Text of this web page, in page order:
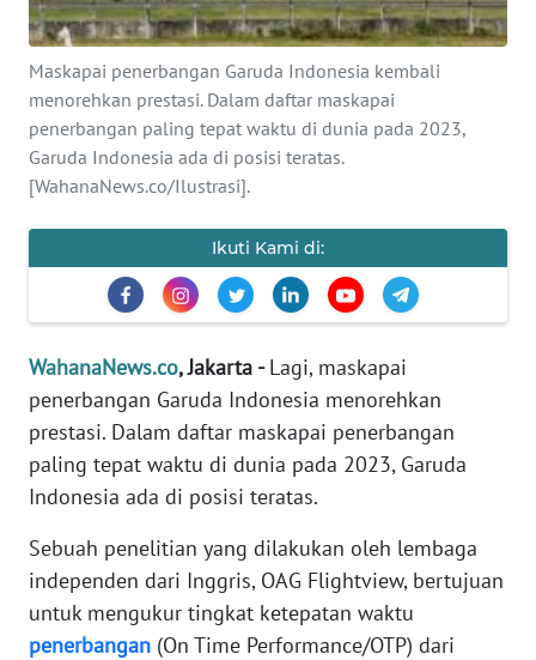
Maskapai penerbangan Garuda Indonesia kembali
menorehkan prestasi. Dalam daftar maskapai
penerbangan paling tepat waktu di dunia pada 2023,
Garuda Indonesia ada di posisi teratas.
[WahanaNews.co/Ilustrasi].
Ikuti Kami di:
WahanaNews.co, Jakarta -Lagi, maskapai
penerbangan Garuda Indonesia menorehkan
prestasi. Dalam daftar maskapai penerbangan
paling tepat waktu di dunia pada 2023, Garuda
Indonesia ada di posisi teratas.
Sebuah penelitian yang dilakukan oleh lembaga
independen dari Inggris, OAG Flightview, bertujuan
untuk mengukur tingkat ketepatan waktu
penerbangan (On Time Performance/OTP) dari
PENDIDIKAN
OLAHRAGA
OPINI
Informasi
INDEKS
BERITA
KONTAK
KAMI
INFO
IKLAN
TENTANG